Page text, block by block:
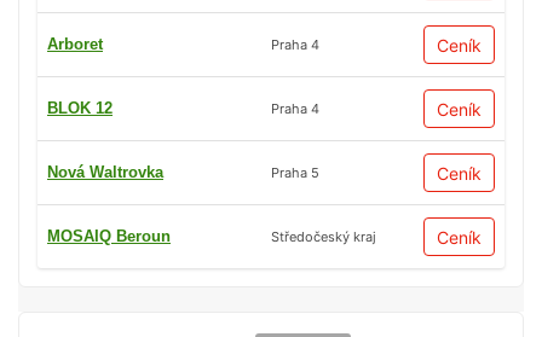
Arboret Praha 4 Ceník
BLOK 12 Praha 4 Ceník
Nová Waltrovka Praha 5 Ceník
MOSAIQ Beroun Středočeský kraj Ceník